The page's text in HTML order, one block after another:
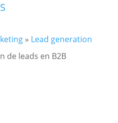
» Lead generation
de leads en B2B